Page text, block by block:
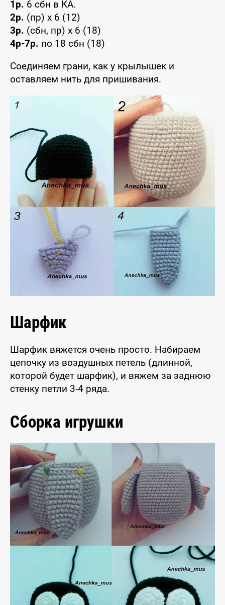
1р. 6 сбн в КА.
2р. (пр) x 6 (12)
3р. (сбн, пр) x 6 (18)
4р-7р. по 18 сбн (18)
Соединяем грани, как у крылышек и
оставляем нить для пришивания.
Шарфик
Шарфик вяжется очень просто. Набираем
цепочку из воздушных петель (длинной,
которой будет шарфик), и вяжем за заднюю
стенку петли 3-4 ряда.
Сборка игрушки